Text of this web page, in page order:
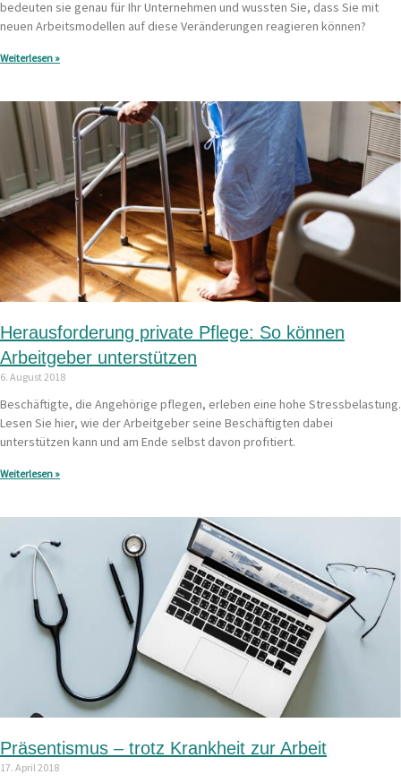
bedeuten sie genau für Ihr Unternehmen und wussten Sie, dass Sie mit
neuen Arbeitsmodellen auf diese Veränderungen reagieren können?
Weiterlesen »
Herausforderung private Pflege: So können
Arbeitgeber unterstützen
6. August 2018
Beschäftigte, die Angehörige pflegen, erleben eine hohe Stressbelastung.
Lesen Sie hier, wie der Arbeitgeber seine Beschäftigten dabei
unterstützen kann und am Ende selbst davon profitiert.
Weiterlesen »
Präsentismus – trotz Krankheit zur Arbeit
17. April 2018